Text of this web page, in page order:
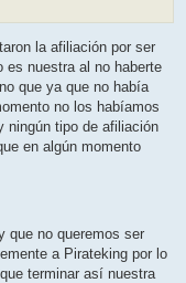
la afiliación por ser
es nuestra al no haberte
que ya que no había
no los habíamos
ningún tipo de afiliación
en algún momento
que no queremos ser
a Pirateking por lo
terminar así nuestra